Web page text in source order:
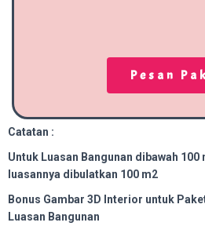
Pesan
Catatan :
Untuk Luasan Bangunan dibawah
luasannya dibulatkan 100 m2
Bonus Gam bar 3D Interior untuk
Luasan Bangunan